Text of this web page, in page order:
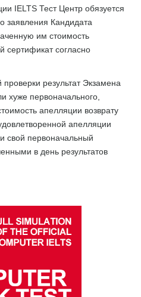
IELTS Тест Центр обязуется
заявления Кандидата
им стоимость
сертификат согласно
результат Экзамена
хуже первоначального,
апелляции возврату
апелляции
свой первоначальный
в день результатов